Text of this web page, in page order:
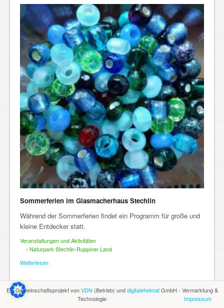
Sommerferien im Glasmacherhaus Stechlin
Während der Sommerferien findet ein Programm für große und
kleine Entdecker statt.
Veranstaltungen und Aktivitäten
• Naturpark Stechlin-Ruppiner Land
Weiterlesen
Ein Gemeinschaftsprojekt vonVDN(Betrieb) unddigitaleheimatGmbH - Vermarktung &
Technologie
Impressum